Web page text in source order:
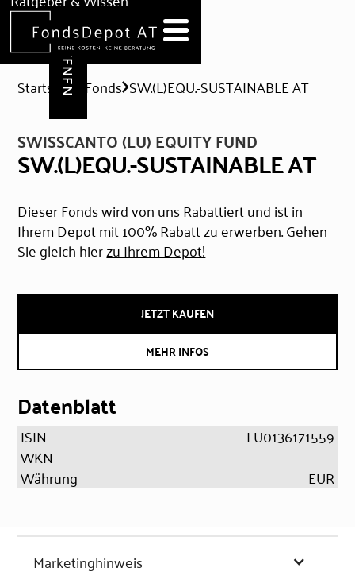
Hilfe & Formulare
DEPOT ERÖFFNEN
Startseite Fonds SW.(L)EQU.-SUSTAINABLE AT
SWISSCANTO (LU) EQUITY FUND
SW.(L)EQU.-SUSTAINABLE AT
Dieser Fonds wird von uns Rabattiert und ist in
Ihrem Depot mit 100% Rabatt zu erwerben. Gehen
Sie gleich hierzu Ihrem Depot!
JETZT KAUFEN
MEHR INFOS
Datenblatt
ISIN
LU0136171559
WKN
Währung
EUR
Marketinghinweis